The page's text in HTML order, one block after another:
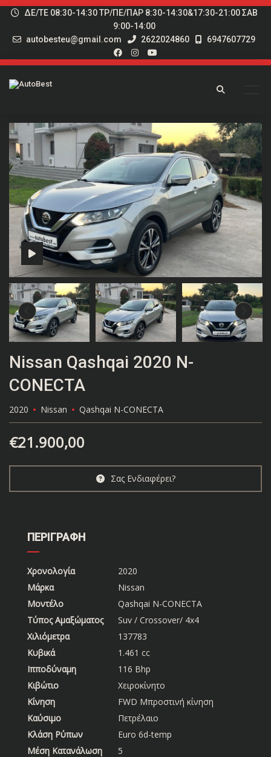
ΔΕ/ΤΕ 08:30-14:30 ΤΡ/ΠΕ/ΠΑΡ 8:30-14:30&17:30-21:00 ΣΑΒ
9:00-14:00
autobesteu@gmail.com
2622024860 6947607729
Nissan Qashqai 2020 N-
CONECTA
2020 Nissan Qashqai N-CONECTA
€21.900,00
Σας Ενδιαφέρει?
ΠΕΡΙΓΡΑΦΗ
Χρονολογία
2020
Μάρκα
Nissan
Μοντέλο
Qashqai N-CONECTA
Τύπος Αμαξώματος
Suv / Crossover/ 4x4
Χιλιόμετρα
137783
Κυβικά
1.461 cc
Ιπποδύναμη
116 Bhp
Κιβώτιο
Χειροκίνητο
Κίνηση
FWD Μπροστινή κίνηση
Καύσιμο
Πετρέλαιο
Κλάση Ρύπων
Euro 6d-temp
Μέση Κατανάλωση
5